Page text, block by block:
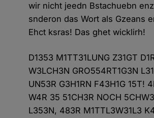
wir nicht jeedn Bstachuebn
snderon das Wort als Gzeans
Ehct ksras! Das ghet wicklirh!
D1353 M1TT31LUNG Z31GT
W3LCH3N GRO554RT1G3N
UN53R G3H1RN F43H1G 15T!
W4R 35 51CH3R NOCH
L353N, 483R M1TTL3W31L3